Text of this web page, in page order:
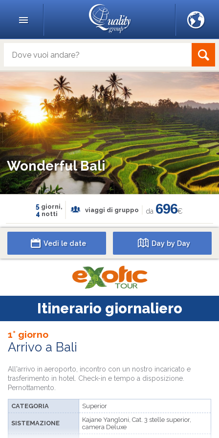
Wonderful Bali
5 giorni,
4 notti
viaggi di gruppo da 696€
Vedi le date Day by Day
Itinerario giornaliero
1° giorno
Arrivo a Bali
All'arrivo in aeroporto, incontro con un nostro incaricato e
trasferimento in hotel. Check-in e tempo a disposizione.
Pernottamento.
CATEGORIA Superior
SISTEMAZIONE
Kajane Yangloni, Cat. 3 stelle superior,
camera Deluxe